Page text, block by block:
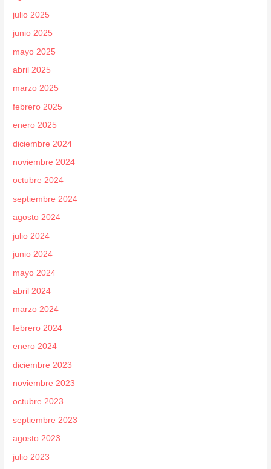
julio 2025
junio 2025
mayo 2025
abril 2025
marzo 2025
febrero 2025
enero 2025
diciembre 2024
noviembre 2024
octubre 2024
septiembre 2024
agosto 2024
julio 2024
junio 2024
mayo 2024
abril 2024
marzo 2024
febrero 2024
enero 2024
diciembre 2023
noviembre 2023
octubre 2023
septiembre 2023
agosto 2023
julio 2023